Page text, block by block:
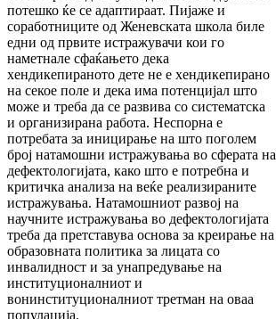
потешко ќе се адаптираат. Пијаже и
соработниците од Женевската школа биле
едни од првите истражувачи кои го
наметнале сфаќањето дека
хендикепираното дете не е хендикепирано
на секое поле и дека има потенцијал што
може и треба да се развива со систематска
и организирана работа. Неспорна е
потребата за иницирање на што поголем
број натамошни истражувања во сферата на
дефектологијата, како што е потребна и
критичка анализа на веќе реализираните
истражувања. Натамошниот развој на
научните истражувања во дефектологијата
треба да претставува основа за креирање на
образовната политика за лицата со
инвалидност и за унапредување на
институционалниот и
вонинституционалниот третман на оваа
популација.